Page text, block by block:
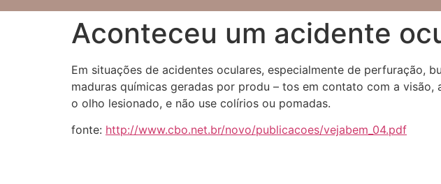
Aconteceu um acidente
Em situações de acidentes oculares, especialmente de perfuração,
maduras químicas geradas por produ – tos em contato com a
o olho lesionado, e não use colírios ou pomadas.
fonte: http://www.cbo.net.br/novo/publicacoes/vejabem_04.pdf